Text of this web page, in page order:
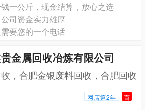
一公斤，现金结算，放心之选
司资金实力雄厚
要您的一个电话
金属回收冶炼有限公司
，合肥金银废料回收，合肥回收
网店第2年 百